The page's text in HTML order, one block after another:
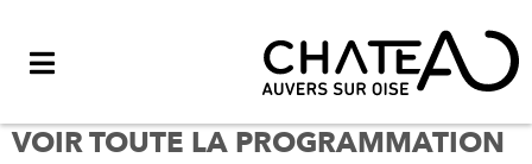
VOIR TOUTE LA PROGRAMMATION